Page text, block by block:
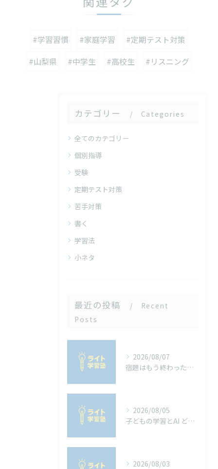
#学習習慣 #家庭学習
#定期テスト対策
#山梨県
#中学生 #高校生 #リスニング
カテゴリー Categories
全てのカテゴリー
個別指導
受験
定期テスト対策
苦手対策
書く
学習法
小ネタ
最近の投稿
Recent
Posts
2026/08/07
宿題はもう終わった？山梨の中学生が知っておきたい「内申点」と夏休みの宿題の関係
2026/08/05
子どもの学習とAI どう向き合うべきか
2026/08/03